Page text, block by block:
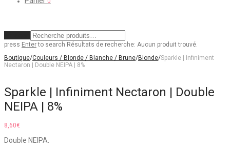
press Enterto search Résultats de recherche: Aucun produit trouvé.
Boutique/Couleurs / Blonde / Blanche / Brune/Blonde/Sparkle | Infiniment
Nectaron | Double NEIPA | 8%
Sparkle | Infiniment Nectaron | Double
NEIPA | 8%
8,60€
Double NEIPA.